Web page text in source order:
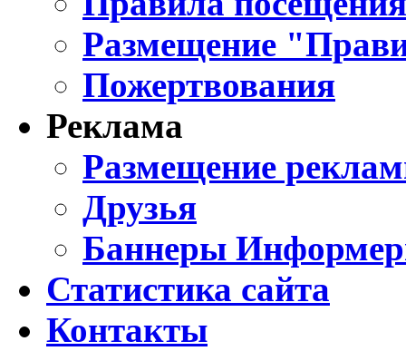
Размещение
Пожертвования
Реклама
Размещение
Друзья
Баннеры
Статистика сайта
Контакты